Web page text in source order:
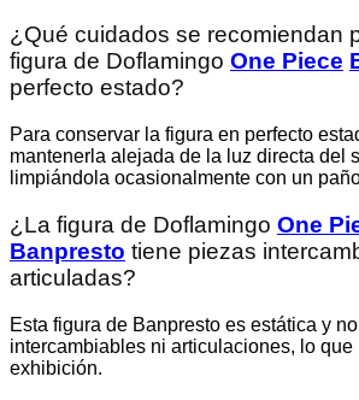
¿Qué cuidados se recomiendan
figura de Doflamingo One Piece
perfecto estado?
Para conservar la figura en perfecto
mantenerla alejada de la luz directa del
limpiándola ocasionalmente con un
¿La figura de Doflamingo One
Banpresto tiene piezas
articuladas?
Esta figura de Banpresto es estática y
intercambiables ni articulaciones, lo
exhibición.